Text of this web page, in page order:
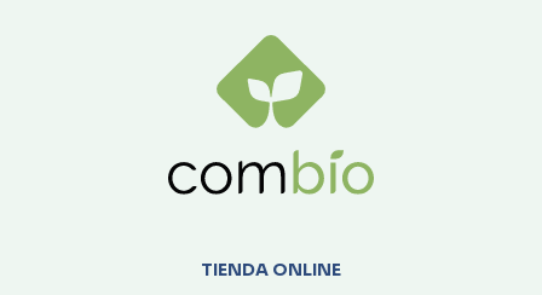
TIENDA ONLINE